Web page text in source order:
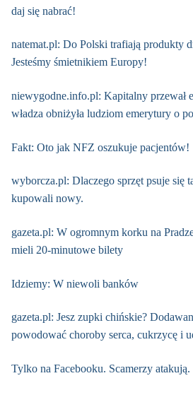
daj się nabrać!
natemat.pl: Do Polski trafiają produkty
Jesteśmy śmietnikiem Europy!
niewygodne.info.pl: Kapitalny przewał
władza obniżyła ludziom emerytury o
Fakt: Oto jak NFZ oszukuje pacjentów!
wyborcza.pl: Dlaczego sprzęt psuje się
kupowali nowy.
gazeta.pl: W ogromnym korku na
mieli 20-minutowe bilety
Idziemy: W niewoli banków
gazeta.pl: Jesz zupki chińskie?
powodować choroby serca, cukrzycę i
Tylko na Facebooku. Scamerzy